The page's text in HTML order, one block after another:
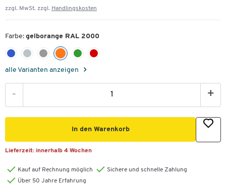
zzgl. MwSt. zzgl. Handlingskosten
Farbe: gelborange RAL 2000
alle Varianten anzeigen
- +
In den Warenkorb
Lieferzeit: innerhalb 4 Wochen
Kauf auf Rechnung möglich
Sichere und schnelle Zahlung
Über 50 Jahre Erfahrung